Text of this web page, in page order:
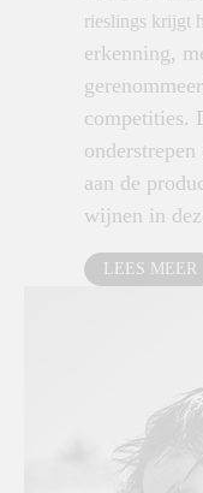
rieslings krijgt
erkenning,
competities.
aan de
wijnen in
LEES MEER